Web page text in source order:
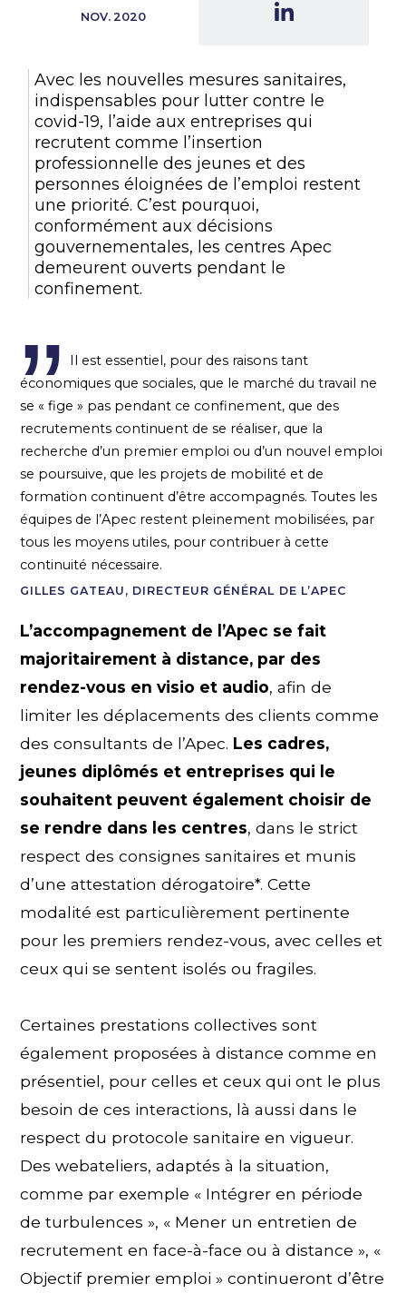
NOV. 2020
Avec les nouvelles mesures sanitaires,
indispensables pour lutter contre le
covid-19, l’aide aux entreprises qui
recrutent comme l’insertion
professionnelle des jeunes et des
personnes éloignées de l’emploi restent
une priorité. C’est pourquoi,
conformément aux décisions
gouvernementales, les centres Apec
demeurent ouverts pendant le
confinement.
Il est essentiel, pour des raisons tant
économiques que sociales, que le marché du travail ne
se « fige » pas pendant ce confinement, que des
recrutements continuent de se réaliser, que la
recherche d’un premier emploi ou d’un nouvel emploi
se poursuive, que les projets de mobilité et de
formation continuent d’être accompagnés. Toutes les
équipes de l’Apec restent pleinement mobilisées, par
tous les moyens utiles, pour contribuer à cette
continuité nécessaire.
GILLES GATEAU, DIRECTEUR GÉNÉRAL DE L’APEC
L’accompagnement de l’Apec se fait
majoritairement à distance, par des
rendez-vous en visio et audio, afin de
limiter les déplacements des clients comme
des consultants de l’Apec. Les cadres,
jeunes diplômés et entreprises qui le
souhaitent peuvent également choisir de
se rendre dans les centres, dans le strict
respect des consignes sanitaires et munis
d’une attestation dérogatoire*. Cette
modalité est particulièrement pertinente
pour les premiers rendez-vous, avec celles et
ceux qui se sentent isolés ou fragiles.
Certaines prestations collectives sont
également proposées à distance comme en
présentiel, pour celles et ceux qui ont le plus
besoin de ces interactions, là aussi dans le
respect du protocole sanitaire en vigueur.
Des webateliers, adaptés à la situation,
comme par exemple « Intégrer en période
de turbulences », « Mener un entretien de
recrutement en face-à-face ou à distance », «
Objectif premier emploi » continueront d’être